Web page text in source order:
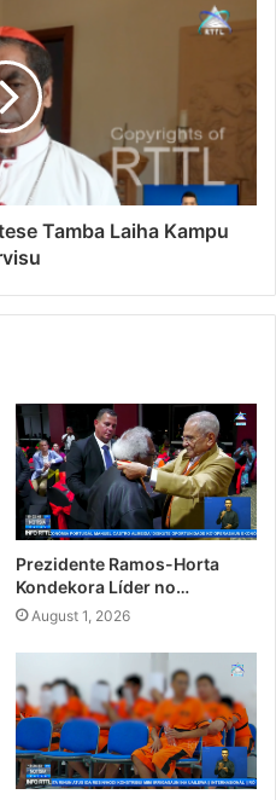
Tamba Laiha Kampu
Prezidente Ramos-Horta
Kondekora Líder no…
August 1, 2026